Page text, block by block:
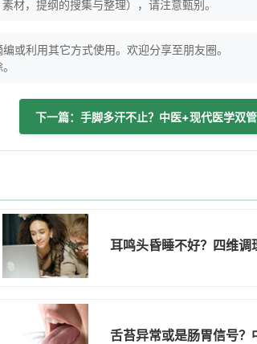
材，提纲的搜集与整理），请注意甄别。
或利用其它方式使用。欢迎分享至朋友圈。
科学调护 耳鸣头昏睡不好？四维调
号！ 舌苔异常或是肠胃信号？